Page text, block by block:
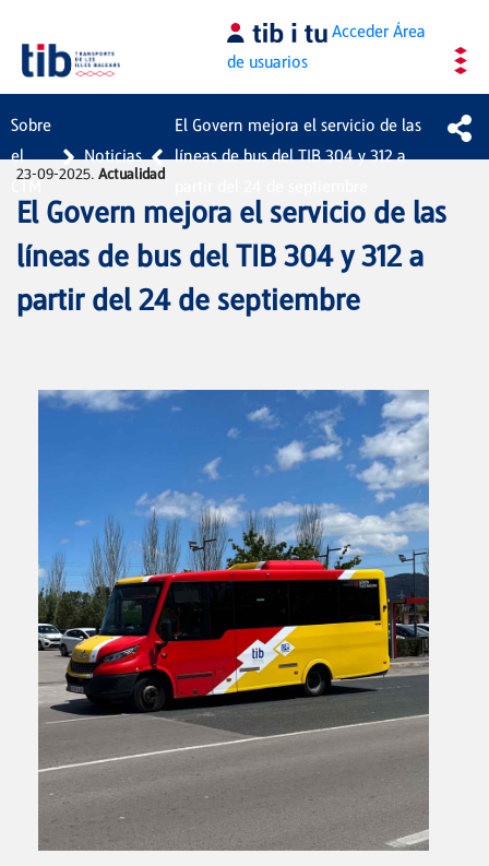
Saltar al contenido principal AccederÁrea
de usuarios
Sobre
el
CTM
Noticias
El Govern mejora el servicio de las
líneas de bus del TIB 304 y 312 a
23-09-2025. Actualidad
El Govern mejora el servicio de las
líneas de bus del TIB 304 y 312 a
partir del 24 de septiembre